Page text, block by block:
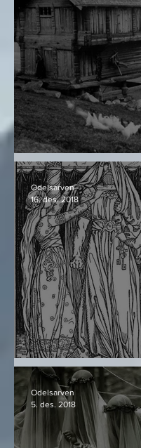
Þórr og hva han
Odelsarven
16. des. 2018
Odelsarven
5. des. 2018